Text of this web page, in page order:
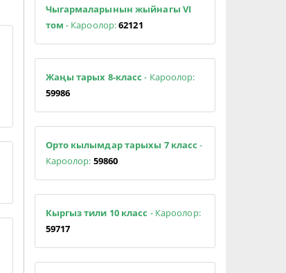
Чыгармаларынын жыйнагы VI
том - Кароолор:62121
Жаңы тарых 8-класс - Кароолор:
59986
Орто кылымдар тарыхы 7 класс-
Кароолор: 59860
Кыргыз тили 10 класс - Кароолор:
59717